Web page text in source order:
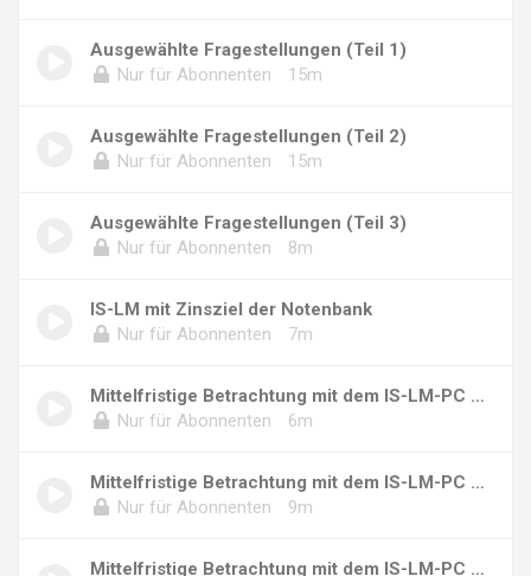
Ausgewählte Fragestellungen (Teil 1)
Nur für Abonnenten
15m
Ausgewählte Fragestellungen (Teil 2)
Nur für Abonnenten
15m
Ausgewählte Fragestellungen (Teil 3)
Nur für Abonnenten
8m
IS-LM mit Zinsziel der Notenbank
Nur für Abonnenten
7m
Mittelfristige Betrachtung mit dem IS-LM-PC M...
Nur für Abonnenten
6m
Mittelfristige Betrachtung mit dem IS-LM-PC M...
Nur für Abonnenten
9m
Mittelfristige Betrachtung mit dem IS-LM-PC M...